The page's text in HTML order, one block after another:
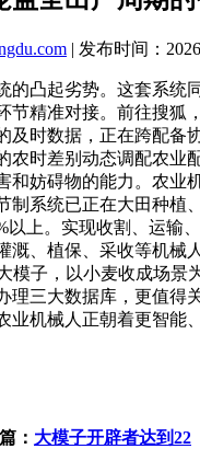
| 发布时间：
起劣势。这套系统同
节精准对接。前往搜狐
及时数据，正在跨配
农时差别动态调配农业
和妨碍物的能力。农
制系统已正在大田种
以上。实现收割、运输
溉、植保、采收等机
模子，以小麦收成场景
理三大数据库，更值
机械人正朝着更智能
： 大模子开辟者达到22